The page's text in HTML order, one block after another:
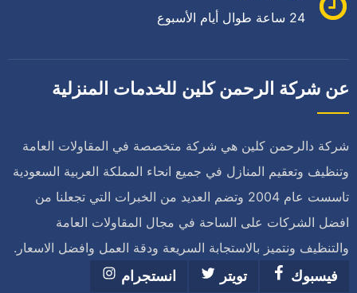
24 ساعة طوال أيام الأسبوع
عن شركة الرحمن كلين للخدمات المنزلية
شركة دالرحمن كلين هي شركة متخصصة في المقاولات العامة
وتنظيف وتعقيم المنازل في جميع انحاء المملكة العربية السعودية
تاسست عام 2004 وتضم العديد من الخبرات التي تجعلنا من
افضل الشركات على الساحة في مجال المقاولات العامة
والتنظيف ونتميز بالاستجابة السريعة ودقة العمل وافضل الاسعار.
فيسبوك
تويتر انستجرام